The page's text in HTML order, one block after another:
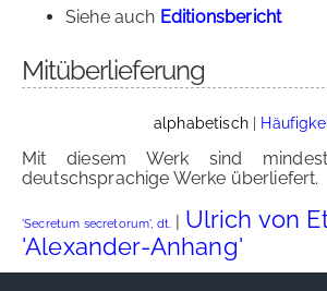
Siehe auch Editionsbericht
Mitüberlieferung
alphabetisch|
Mit diesem Werk sind
deutschsprachige Werke überliefert.
'Secretum secretorum', dt. | Ulrich von
'Alexander-Anhang'